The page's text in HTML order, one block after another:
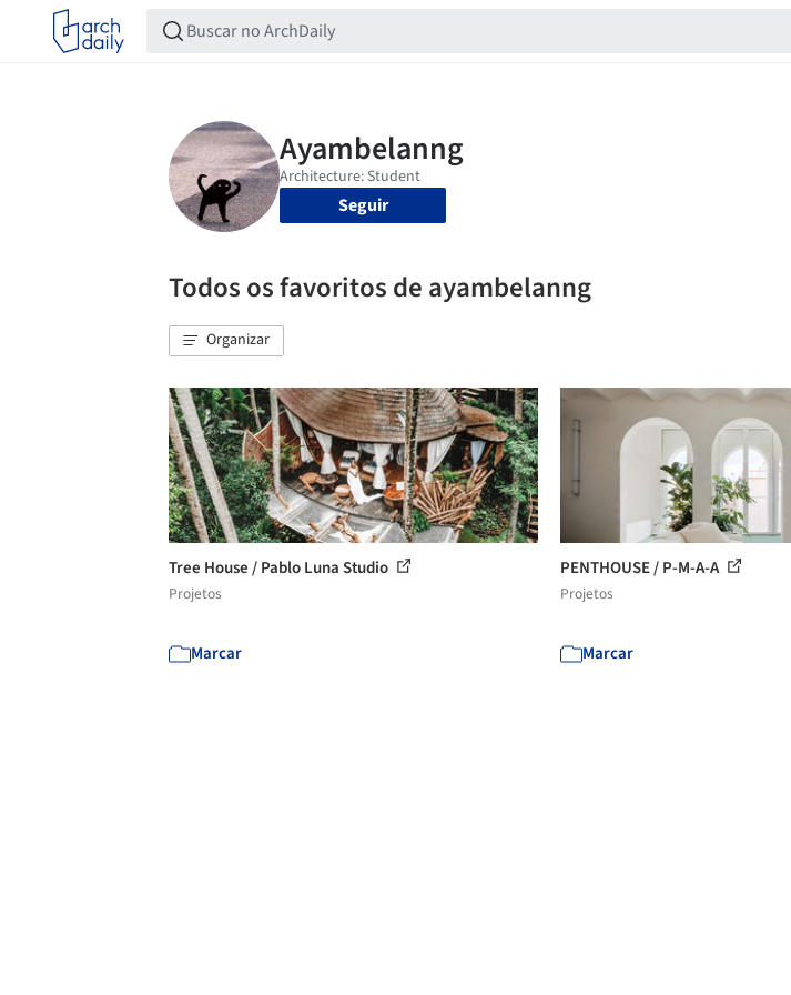
Seguir
Todos os favoritos de ayambelanng
Organizar
Tree House / Pablo Luna Studio
Projetos
Marcar
PENTHOUSE / P-M-A-A
Projetos
Marcar